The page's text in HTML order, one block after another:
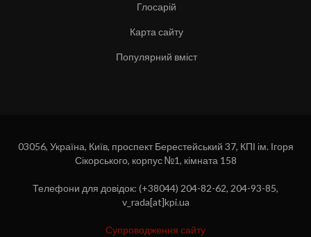
Глосарій
Карта сайту
Популярний вміст
03056, Україна, Київ, проспект Берестейський 37, КПІ ім. Ігоря
Сікорського, корпус №1, кімната 158
Телефони для довідок: (+38044) 204-82-62, 204-93-85,
v_rada[at]kpi.ua
Супроводження сайту